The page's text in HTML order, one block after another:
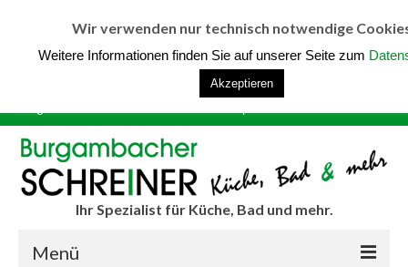
Burgambacher Schreiner, Bauhofstr. 14, 91443 Scheinfeld
Tel.: 09162 923803 – Schausonntage Corona-bedingt nicht
Ihr Spezialist für Küche, Bad und mehr.
Menü
Wir verwenden nur technisch notwendige
Weitere Informationen finden Sie auf unserer Seite zum
Akzeptieren